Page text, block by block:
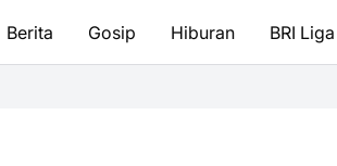
Berita Gosip Hiburan BRI Liga